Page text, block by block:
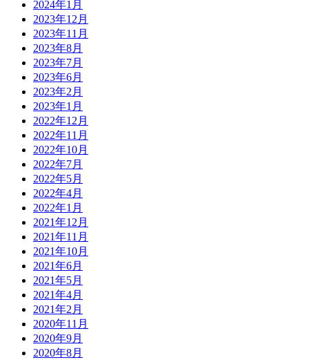
2024年1月
2023年12月
2023年11月
2023年8月
2023年7月
2023年6月
2023年2月
2023年1月
2022年12月
2022年11月
2022年10月
2022年7月
2022年5月
2022年4月
2022年1月
2021年12月
2021年11月
2021年10月
2021年6月
2021年5月
2021年4月
2021年2月
2020年11月
2020年9月
2020年8月